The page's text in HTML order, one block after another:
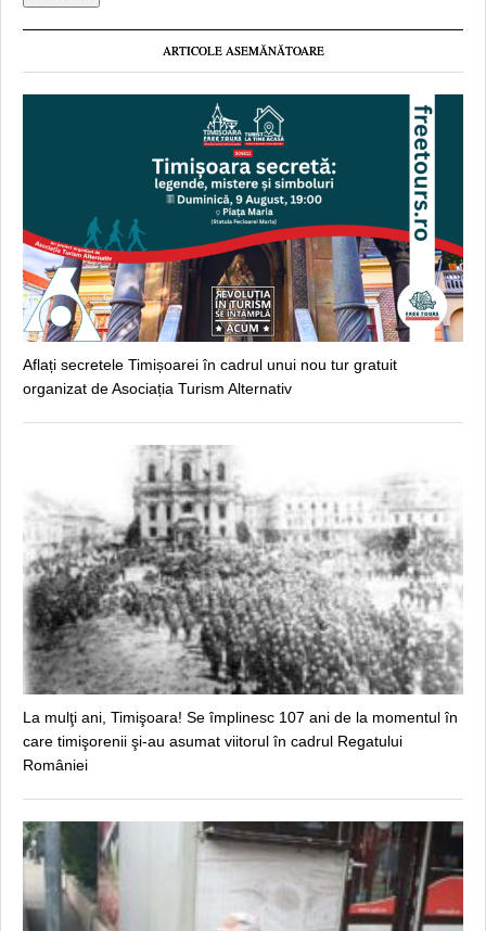
ARTICOLE ASEMĂNĂTOARE
Aflați secretele Timișoarei în cadrul unui nou tur gratuit
organizat de Asociația Turism Alternativ
La mulţi ani, Timişoara! Se împlinesc 107 ani de la momentul în
care timişorenii şi-au asumat viitorul în cadrul Regatului
României